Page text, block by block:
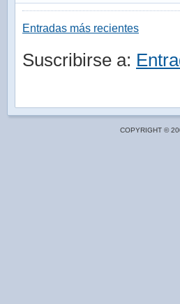
Entradas más recientes
Suscribirse a:
COPYRIGHT ©